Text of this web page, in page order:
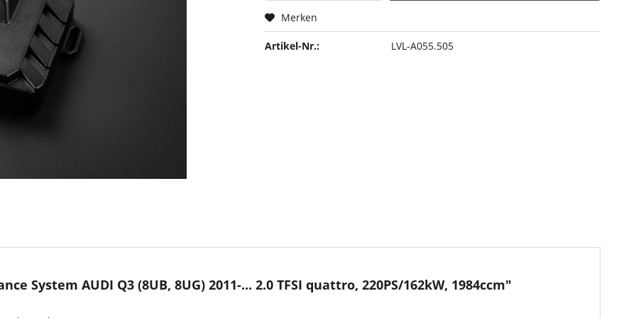
Merken
Artikel-Nr.: LVL-A055.505
System AUDI Q3 (8UB, 8UG) 2011-... 2.0 TFSI quattro, 220PS/162kW, 1984ccm"